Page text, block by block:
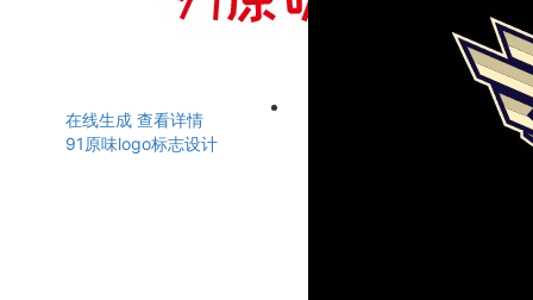
在线生成 查看详情
91原味logo标志设计